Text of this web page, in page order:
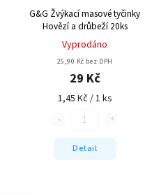
G&G Žvýkací masové tyčinky
Hovězí a drůbeží 20ks
Vyprodáno
25,90 Kč bez DPH
29 Kč
1,45 Kč / 1 ks
Detail